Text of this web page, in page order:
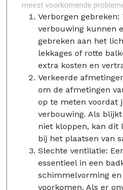
meest voorkomende
Verborgen gebreken:
verbouwing kunnen
gebreken aan het
lekkages of rotte
extra kosten en
Verkeerde
om de afmetingen
op te meten voordat
verbouwing. Als
niet kloppen, kan dit
bij het plaatsen van
Slechte ventilatie:
essentieel in een
schimmelvorming
voorkomen. Als er